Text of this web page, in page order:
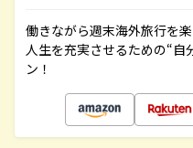
働きながら週末海外旅行を
人生を充実させるための“自
ン！